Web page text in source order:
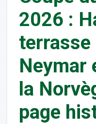
2026 :
terrasse
Neymar
la
page